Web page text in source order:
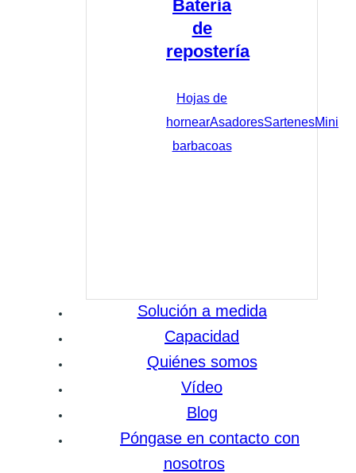
Batería
de
repostería
Hojas de
hornearAsadoresSartenesMini
barbacoas
Solución a medida
Capacidad
Quiénes somos
Vídeo
Blog
Póngase en contacto con
nosotros